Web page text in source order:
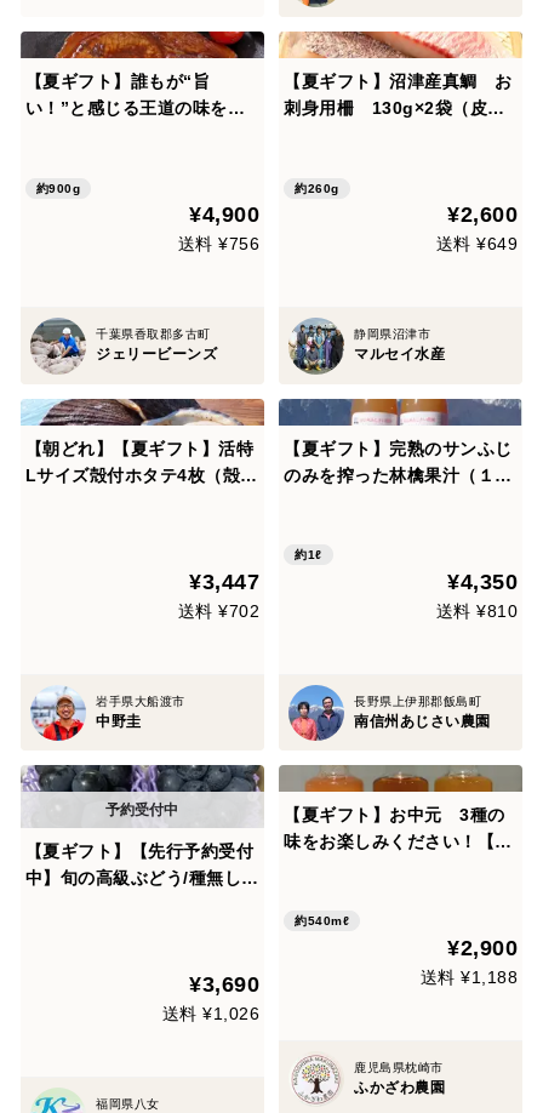
【夏ギフト】誰もが“旨
い！”と感じる王道の味を突
【熨斗対応可】
約900g
¥4,900
送料 ¥756
千葉県香取郡多古町
ジェリービーンズ
【夏ギフト】沼津産真鯛 お
刺身用柵 130g×2袋（皮引
約260g
¥2,600
送料 ¥649
静岡県沼津市
マルセイ水産
【朝どれ】【夏ギフト】活特
Lサイズ殻付ホタテ4枚（殻長
¥3,447
送料 ¥702
岩手県大船渡市
中野圭
【夏ギフト】完熟のサンふじ
のみを搾った林檎果汁（１リ
ス）
約1ℓ
¥4,350
送料 ¥810
長野県上伊那郡飯島町
南信州あじさい農園
【夏ギフト】【先行予約受付
中】旬の高級ぶどう/種無し巨
¥3,690
送料 ¥1,026
福岡県八女
【夏ギフト】お中元 3種の
味をお楽しみください！【グ
ml 箱入り熨斗対応します
約540mℓ
¥2,900
送料 ¥1,188
鹿児島県枕崎市
ふかざわ農園